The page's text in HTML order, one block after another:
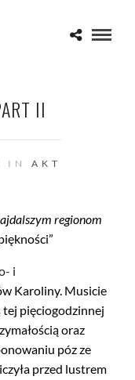
II
IN AKT
regionom
i
Karoliny. Musicie
tej pięciogodzinnej
oraz
póz ze
przed lustrem